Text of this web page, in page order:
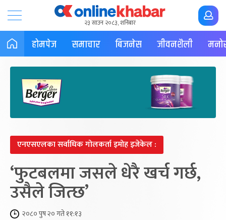
२३ साउन २०८३, शनिबार
होमपेज समाचार बिजनेस जीवनशैली
एनएसएलका सर्वाधिक गोलकर्ता इमोह इजेकेल :
‘फुटबलमा जसले धेरै खर्च गर्छ,
उसैले जित्छ’
२०८० पुष २० गते ११:१३